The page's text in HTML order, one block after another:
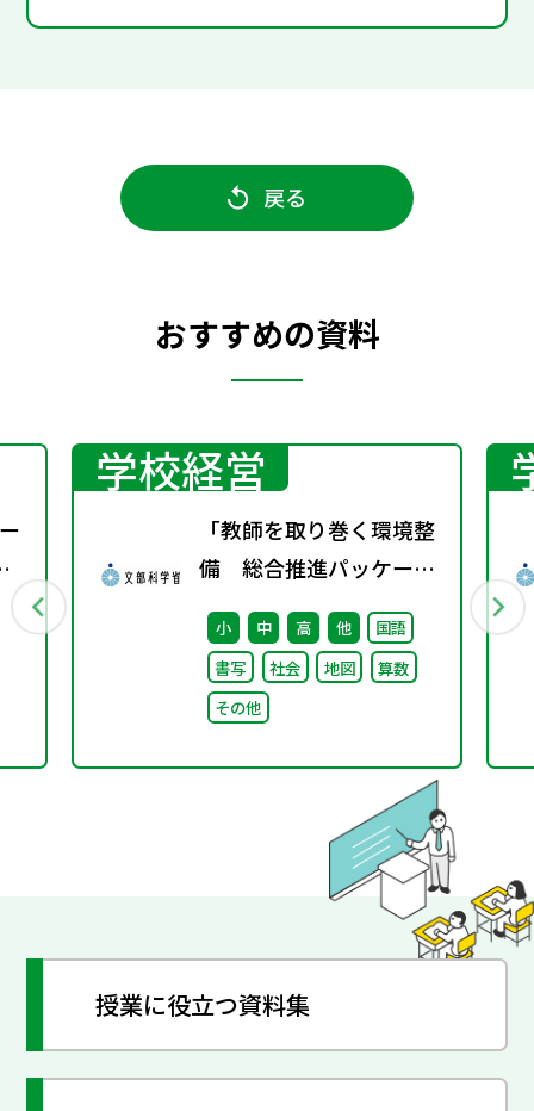
戻る
おすすめの資料
学校経営
「教師を取り巻く環境整
備 総合推進パッケー
ジ」取りまとめ
小 中 高 他
国語
書写
社会 地図
算数
その他
授業に役立つ資料集